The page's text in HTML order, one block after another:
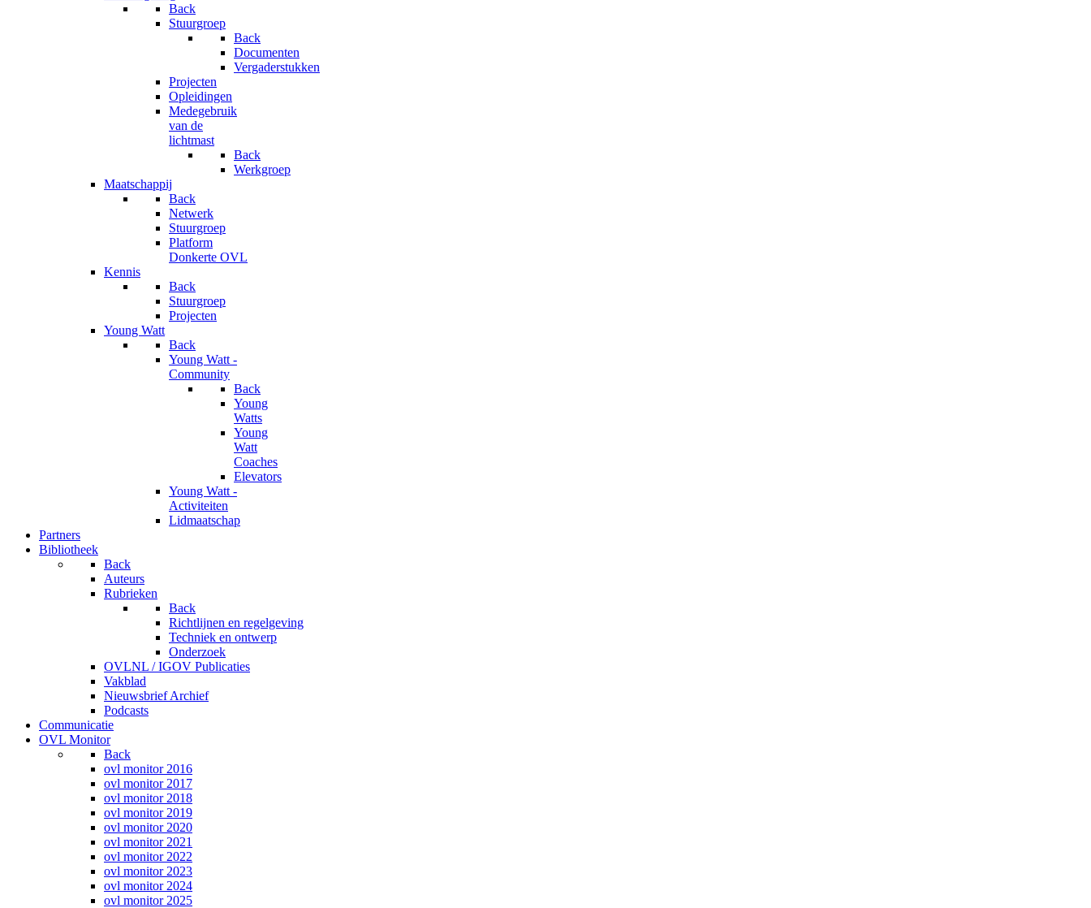
Back
Stuurgroep
Back
Documenten
Vergaderstukken
Projecten
Opleidingen
Medegebruik
van de
lichtmast
Back
Werkgroep
Maatschappij
Back
Netwerk
Stuurgroep
Platform
Donkerte OVL
Kennis
Back
Stuurgroep
Projecten
Young Watt
Back
Young Watt -
Community
Back
Young
Watts
Young
Watt
Coaches
Elevators
Young Watt -
Activiteiten
Lidmaatschap
Partners
Bibliotheek
Back
Auteurs
Rubrieken
Back
Richtlijnen en regelgeving
Techniek en ontwerp
Onderzoek
OVLNL / IGOV Publicaties
Vakblad
Nieuwsbrief Archief
Podcasts
Communicatie
OVL Monitor
Back
ovl monitor 2016
ovl monitor 2017
ovl monitor 2018
ovl monitor 2019
ovl monitor 2020
ovl monitor 2021
ovl monitor 2022
ovl monitor 2023
ovl monitor 2024
ovl monitor 2025